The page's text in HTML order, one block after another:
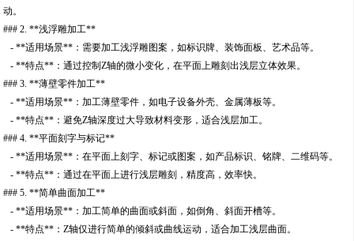
动。
### 2. **浅浮雕加工**
- **适用场景**：需要加工浅浮雕图案，如标识牌、装饰面板、艺术品等。
- **特点**：通过控制Z轴的微小变化，在平面上雕刻出浅层立体效果。
### 3. **薄壁零件加工**
- **适用场景**：加工薄壁零件，如电子设备外壳、金属薄板等。
- **特点**：避免Z轴深度过大导致材料变形，适合浅层加工。
### 4. **平面刻字与标记**
- **适用场景**：在平面上刻字、标记或图案，如产品标识、铭牌、二维码等。
- **特点**：通过在平面上进行浅层雕刻，精度高，效率快。
### 5. **简单曲面加工**
- **适用场景**：加工简单的曲面或斜面，如倒角、斜面开槽等。
- **特点**：Z轴仅进行简单的倾斜或曲线运动，适合加工浅层曲面。